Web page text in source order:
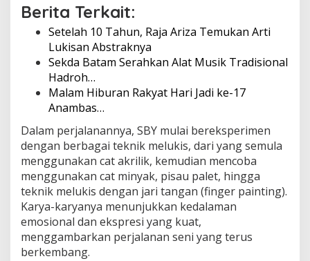
Berita Terkait:
Setelah 10 Tahun, Raja Ariza Temukan Arti
Lukisan Abstraknya
Sekda Batam Serahkan Alat Musik Tradisional
Hadroh…
Malam Hiburan Rakyat Hari Jadi ke-17
Anambas…
Dalam perjalanannya, SBY mulai bereksperimen
dengan berbagai teknik melukis, dari yang semula
menggunakan cat akrilik, kemudian mencoba
menggunakan cat minyak, pisau palet, hingga
teknik melukis dengan jari tangan (finger painting).
Karya-karyanya menunjukkan kedalaman
emosional dan ekspresi yang kuat,
menggambarkan perjalanan seni yang terus
berkembang.